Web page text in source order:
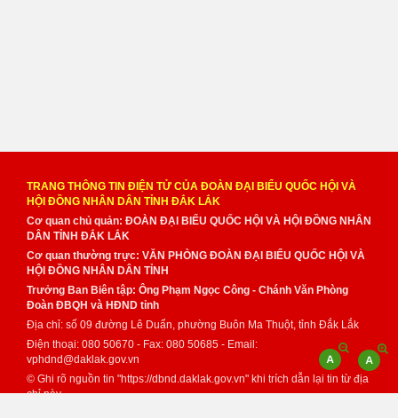
TRANG THÔNG TIN ĐIỆN TỬ CỦA ĐOÀN ĐẠI BIỂU QUỐC HỘI VÀ
HỘI ĐỒNG NHÂN DÂN TỈNH ĐẮK LẮK
Cơ quan chủ quản: ĐOÀN ĐẠI BIỂU QUỐC HỘI VÀ HỘI ĐỒNG NHÂN
DÂN TỈNH ĐẮK LẮK
Cơ quan thường trực: VĂN PHÒNG ĐOÀN ĐẠI BIỂU QUỐC HỘI VÀ
HỘI ĐỒNG NHÂN DÂN TỈNH
Trưởng Ban Biên tập: Ông Phạm Ngọc Công - Chánh Văn Phòng
Đoàn ĐBQH và HĐND tỉnh
Địa chỉ: số 09 đường Lê Duẩn, phường Buôn Ma Thuột, tỉnh Đắk Lắk
Điện thoại: 080 50670 - Fax: 080 50685 - Email:
vphdnd@daklak.gov.vn
© Ghi rõ nguồn tin "https://dbnd.daklak.gov.vn" khi trích dẫn lại tin từ địa
chỉ này.